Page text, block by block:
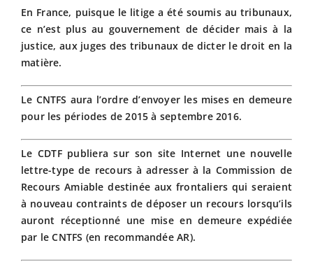
En France, puisque le litige a été soumis au tribunaux,
ce n’est plus au gouvernement de décider mais à la
justice, aux juges des tribunaux de dicter le droit en la
matière.
Le CNTFS aura l’ordre d’envoyer les mises en demeure
pour les périodes de 2015 à septembre 2016.
Le CDTF publiera sur son site Internet une nouvelle
lettre-type de recours à adresser à la Commission de
Recours Amiable destinée aux frontaliers qui seraient
à nouveau contraints de déposer un recours lorsqu’ils
auront réceptionné une mise en demeure expédiée
par le CNTFS (en recommandée AR).